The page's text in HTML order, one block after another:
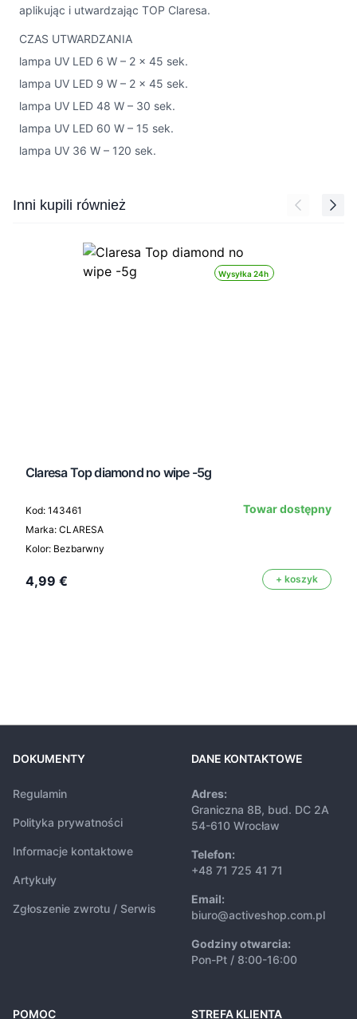
aplikując i utwardzając TOP Claresa.
CZAS UTWARDZANIA
lampa UV LED 6 W – 2 x 45 sek.
lampa UV LED 9 W – 2 x 45 sek.
lampa UV LED 48 W – 30 sek.
lampa UV LED 60 W – 15 sek.
lampa UV 36 W – 120 sek.
Press to skip carousel
Inni kupili również
Wysyłka 24h
Claresa Top diamond no wipe -5g
Kod: 143461
Marka: CLARESA
Kolor: Bezbarwny
Towar dostępny
4,99 € + koszyk
DOKUMENTY
Regulamin
Polityka prywatności
Informacje kontaktowe
Artykuły
Zgłoszenie zwrotu / Serwis
DANE KONTAKTOWE
Adres:
Graniczna 8B, bud. DC 2A
54-610 Wrocław
Telefon:
+48 71 725 41 71
Email:
biuro@activeshop.com.pl
Godziny otwarcia:
Pon-Pt / 8:00-16:00
POMOC STREFA KLIENTA